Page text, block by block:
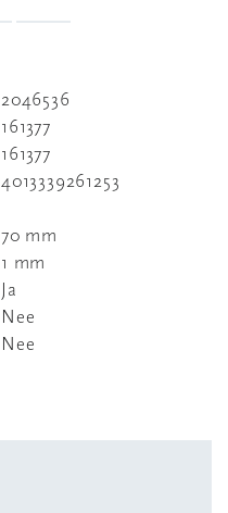
2046536
161377
161377
4013339261253
70 mm
1 mm
Ja
Nee
Nee